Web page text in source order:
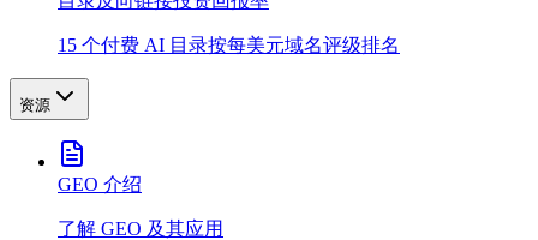
15 个付费 AI 目录按每美元域名评级排名
资源
GEO 介绍
了解 GEO 及其应用